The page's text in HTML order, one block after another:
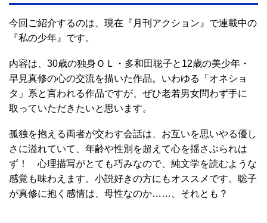
今回ご紹介するのは、現在『月刊アクション』で連載中の
『私の少年』です。
内容は、30歳の独身ＯＬ・多和田聡子と12歳の美少年・
早見真修の心の交流を描いた作品。いわゆる「オネショ
タ」系と言われる作品ですが、ぜひ老若男女問わず手に
取っていただきたいと思います。
孤独を抱える両者が交わす会話は、お互いを思いやる優し
さに溢れていて、年齢や性別を超えて心を揺さぶられは
ず！ 心理描写がとても巧みなので、純文学を読むような
感覚も味わえます。小説好きの方にもオススメです。聡子
が真修に抱く感情は、母性なのか……、それとも？